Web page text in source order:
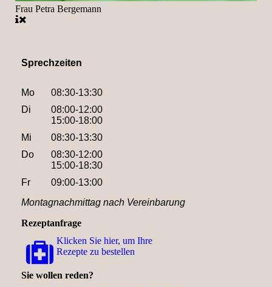
Frau Petra Bergemann
Sprechzeiten
Mo
08:30-13:30
Di
08:00-12:00
15:00-18:00
Mi
08:30-13:30
Do
08:30-12:00
15:00-18:30
Fr
09:00-13:00
Montagnachmittag nach Vereinbarung
Rezeptanfrage
Klicken Sie hier, um Ihre
Rezepte zu bestellen
Sie wollen reden?